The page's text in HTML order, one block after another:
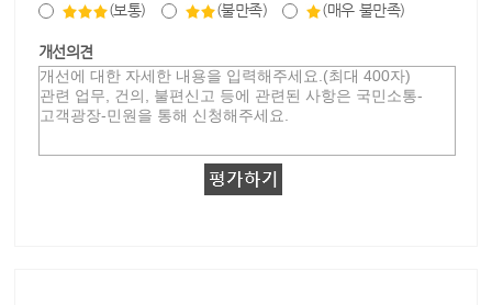
(보통) (불만족) (매우 불만족)
개선의견